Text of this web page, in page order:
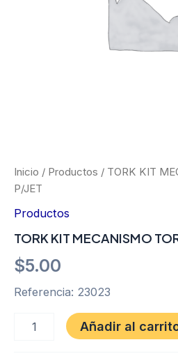
Inicio / Productos / TORK KIT
P/JET
Productos
TORK KIT MECANISMO
$5.00
Referencia: 23023
Añadir al